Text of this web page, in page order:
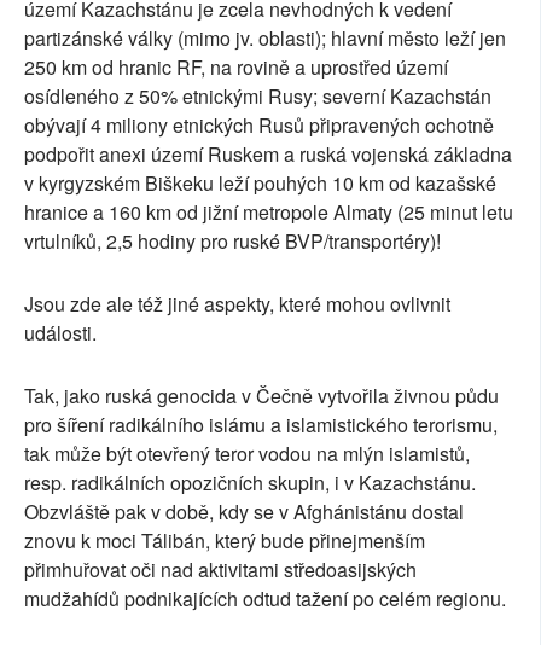
území Kazachstánu je zcela nevhodných k vedení
partizánské války (mimo jv. oblasti); hlavní město leží jen
250 km od hranic RF, na rovině a uprostřed území
osídleného z 50% etnickými Rusy; severní Kazachstán
obývají 4 miliony etnických Rusů připravených ochotně
podpořit anexi území Ruskem a ruská vojenská základna
v kyrgyzském Biškeku leží pouhých 10 km od kazašské
hranice a 160 km od jižní metropole Almaty (25 minut letu
vrtulníků, 2,5 hodiny pro ruské BVP/transportéry)!
Jsou zde ale též jiné aspekty, které mohou ovlivnit
události.
Tak, jako ruská genocida v Čečně vytvořila živnou půdu
pro šíření radikálního islámu a islamistického terorismu,
tak může být otevřený teror vodou na mlýn islamistů,
resp. radikálních opozičních skupin, i v Kazachstánu.
Obzvláště pak v době, kdy se v Afghánistánu dostal
znovu k moci Tálibán, který bude přinejmenším
přimhuřovat oči nad aktivitami středoasijských
mudžahídů podnikajících odtud tažení po celém regionu.